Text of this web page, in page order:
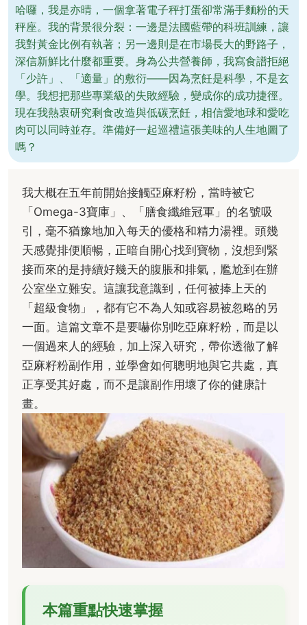
哈囉，我是亦晴，一個拿著電子秤打蛋卻常滿手麵粉的天
秤座。我的背景很分裂：一邊是法國藍帶的科班訓練，讓
我對黃金比例有執著；另一邊則是在市場長大的野路子，
深信新鮮比什麼都重要。身為公共營養師，我寫食譜拒絕
「少許」、「適量」的敷衍——因為烹飪是科學，不是玄
學。我想把那些專業級的失敗經驗，變成你的成功捷徑。
現在我熱衷研究剩食改造與低碳烹飪，相信愛地球和愛吃
肉可以同時並存。準備好一起巡禮這張美味的人生地圖了
嗎？
我大概在五年前開始接觸亞麻籽粉，當時被它
「Omega-3寶庫」、「膳食纖維冠軍」的名號吸
引，毫不猶豫地加入每天的優格和精力湯裡。頭幾
天感覺排便順暢，正暗自開心找到寶物，沒想到緊
接而來的是持續好幾天的腹脹和排氣，尷尬到在辦
公室坐立難安。這讓我意識到，任何被捧上天的
「超級食物」，都有它不為人知或容易被忽略的另
一面。這篇文章不是要嚇你別吃亞麻籽粉，而是以
一個過來人的經驗，加上深入研究，帶你透徹了解
亞麻籽粉副作用，並學會如何聰明地與它共處，真
正享受其好處，而不是讓副作用壞了你的健康計
畫。
本篇重點快速掌握